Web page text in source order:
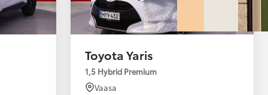
Toyota Yaris
1,5 Hybrid Premium
Vaasa